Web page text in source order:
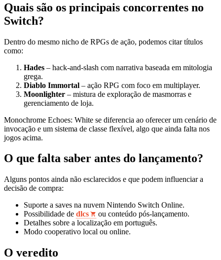
Quais são os principais concorrentes no
Switch?
Dentro do mesmo nicho de RPGs de ação, podemos citar títulos
como:
Hades – hack‑and‑slash com narrativa baseada em mitologia
grega.
Diablo Immortal – ação RPG com foco em multiplayer.
Moonlighter – mistura de exploração de masmorras e
gerenciamento de loja.
Monochrome Echoes: White se diferencia ao oferecer um cenário de
invocação e um sistema de classe flexível, algo que ainda falta nos
jogos acima.
O que falta saber antes do lançamento?
Alguns pontos ainda não esclarecidos e que podem influenciar a
decisão de compra:
Suporte a saves na nuvem Nintendo Switch Online.
Possibilidade de dlcs
ou conteúdo pós‑lançamento.
Detalhes sobre a localização em português.
Modo cooperativo local ou online.
O veredito